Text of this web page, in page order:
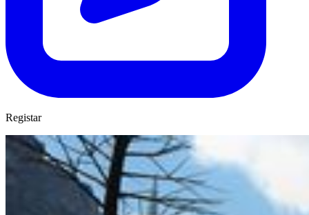
Registar